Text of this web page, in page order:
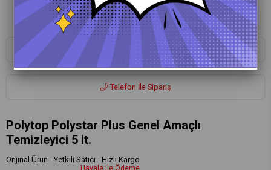
Whatsapp ile Sipariş
Telefon İle Sipariş
Polytop Polystar Plus Genel Amaçlı
Temizleyici 5 lt.
Orijinal Ürün - Yetkili Satıcı - Hızlı Kargo
Havale ile Ödeme